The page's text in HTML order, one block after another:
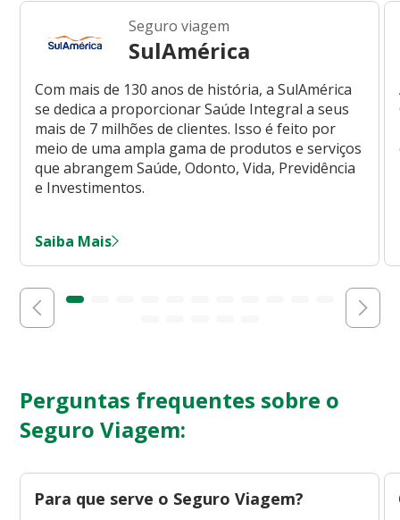
Seguro viagem
SulAmérica
Com mais de 130 anos de história, a SulAmérica
se dedica a proporcionar Saúde Integral a seus
mais de 7 milhões de clientes. Isso é feito por
meio de uma ampla gama de produtos e serviços
que abrangem Saúde, Odonto, Vida, Previdência
e Investimentos.
Saiba Mais
Perguntas frequentes sobre o
Seguro Viagem:
Para que serve o Seguro Viagem?